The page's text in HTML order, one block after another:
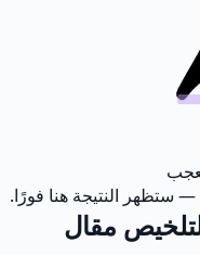
ستظهر النتيجة هنا فورًا.
مقال